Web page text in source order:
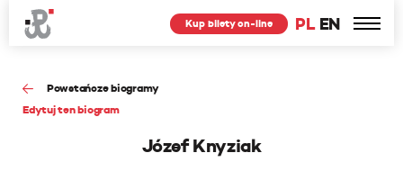
PL EN
Kup bilety on-line
Powstańcze biogramy
Edytuj ten biogram
Józef Knyziak